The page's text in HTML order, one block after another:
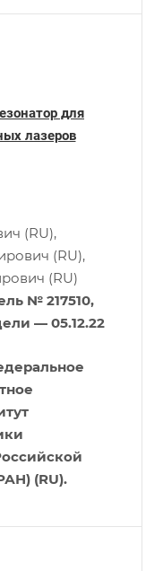
для
лазеров
(RU),
(RU),
(RU)
№ 217510,
— 05.12.22
(RU).